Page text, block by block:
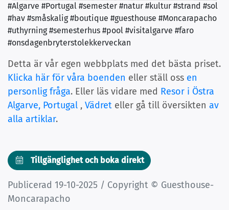
#Algarve #Portugal #semester #natur #kultur #strand #sol
#hav #småskalig #boutique #guesthouse #Moncarapacho
#uthyrning #semesterhus #pool #visitalgarve #faro
#onsdagenbryterstolekkerveckan
Detta är vår egen webbplats med det bästa priset.
Klicka här för våra boenden eller ställ oss en
personlig fråga. Eller läs vidare med Resor i Östra
Algarve, Portugal , Vädret eller gå till översikten av
alla artiklar.
Tillgänglighet och boka direkt
Publicerad 19-10-2025 / Copyright © Guesthouse-
Moncarapacho